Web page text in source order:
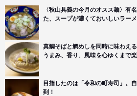
〈秋山具義の今月のオスス麺〉有
た、スープが濃くておいしいラー
真鯛そばと鯛めしを同時に味わえ
うまみ、香り、風味を心ゆくまで
目指したのは「令和の町寿司」。
到！